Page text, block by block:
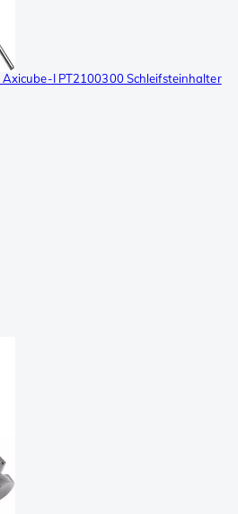
I PT2100300 Schleifsteinhalter